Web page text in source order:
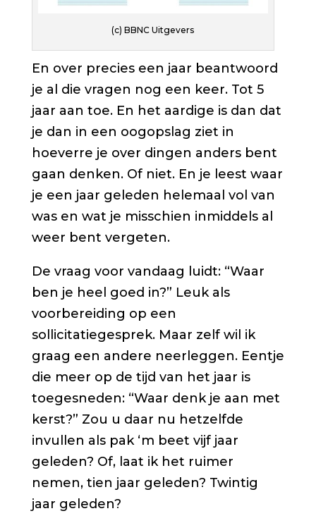
(c) BBNC Uitgevers
En over precies een jaar beantwoord
je al die vragen nog een keer. Tot 5
jaar aan toe. En het aardige is dan dat
je dan in een oogopslag ziet in
hoeverre je over dingen anders bent
gaan denken. Of niet. En je leest waar
je een jaar geleden helemaal vol van
was en wat je misschien inmiddels al
weer bent vergeten.
De vraag voor vandaag luidt: “Waar
ben je heel goed in?” Leuk als
voorbereiding op een
sollicitatiegesprek. Maar zelf wil ik
graag een andere neerleggen. Eentje
die meer op de tijd van het jaar is
toegesneden: “Waar denk je aan met
kerst?” Zou u daar nu hetzelfde
invullen als pak ‘m beet vijf jaar
geleden? Of, laat ik het ruimer
nemen, tien jaar geleden? Twintig
jaar geleden?